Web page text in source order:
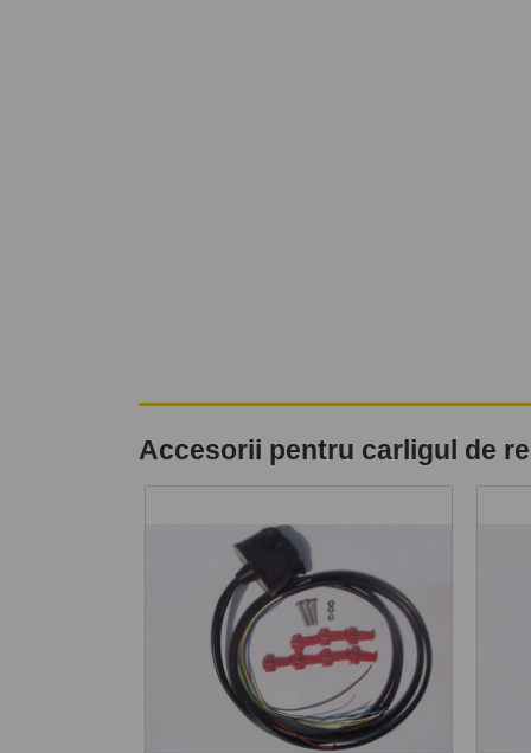
Accesorii pentru carligul de